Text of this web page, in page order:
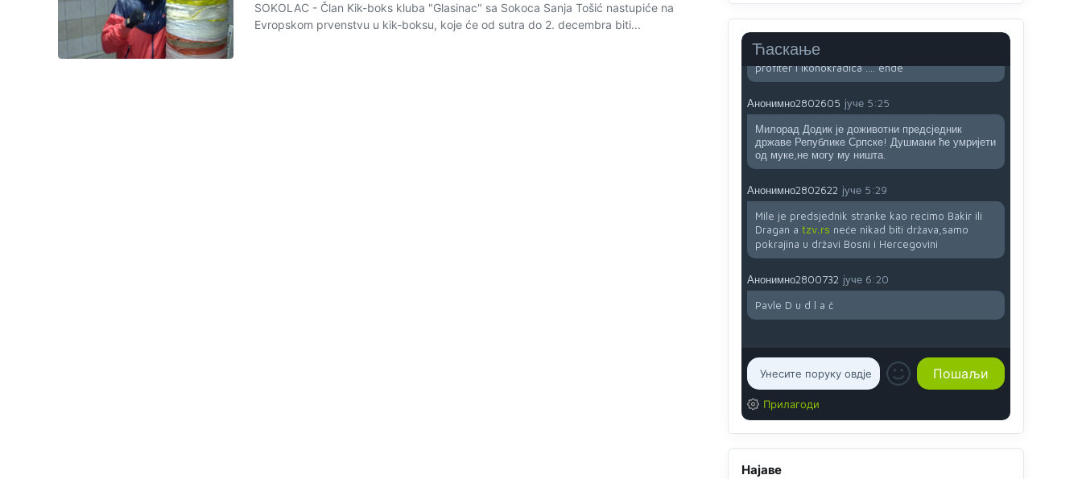
SOKOLAC - Član Kik-boks kluba "Glasinac" sa Sokoca Sanja Tošić nastupiće na
Evropskom prvenstvu u kik-boksu, koje će od sutra do 2. decembra biti...
Ћаскање
Анонимно2022778 јуче 3:59
....i onda su na tenkovima NATO pakta, na vlast
došli jedna baba i jedan švercer dezerter ratni
profiter i ikonokradica .... ende
Анонимно2802605 јуче 5:25
Милорад Додик је доживотни предсједник
државе Републике Српске! Душмани ће умријети
од муке,не могу му ништа.
Анонимно2802622 јуче 5:29
Mile je predsjednik stranke kao recimo Bakir ili
Dragan a tzv.rs neće nikad biti država,samo
pokrajina u državi Bosni i Hercegovini
Анонимно2800732 јуче 6:20
Pavle D u d l a č
Прилагоди
Најаве